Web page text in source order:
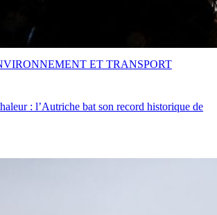
: l’Autriche bat son record historique de
ET TRANSPORT